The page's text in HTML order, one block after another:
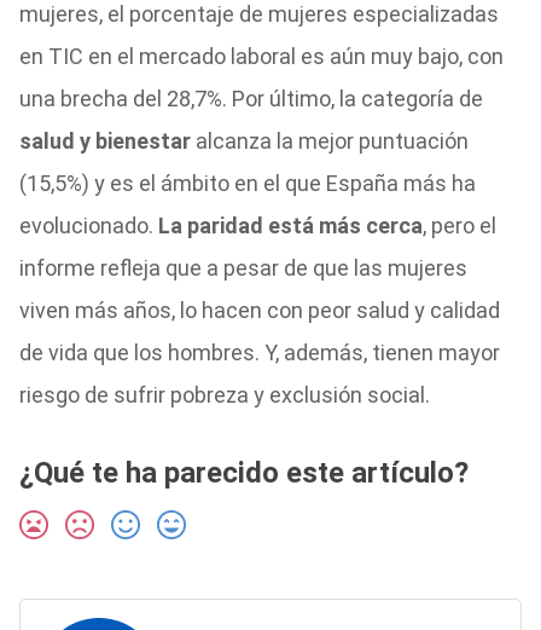
mujeres, el porcentaje de mujeres especializadas
en TIC en el mercado laboral es aún muy bajo, con
una brecha del 28,7%. Por último, la categoría de
salud y bienestaralcanza la mejor puntuación
(15,5%) y es el ámbito en el que España más ha
evolucionado. La paridad está más cerca, pero el
informe refleja que a pesar de que las mujeres
viven más años, lo hacen con peor salud y calidad
de vida que los hombres. Y, además, tienen mayor
riesgo de sufrir pobreza y exclusión social.
¿Qué te ha parecido este artículo?